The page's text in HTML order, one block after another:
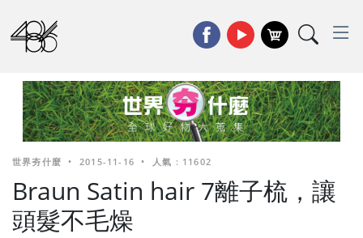
世界夯什麼 • 2015-11-16 • 人氣 : 11602
Braun Satin hair 7離子梳，讓
頭髮不毛燥